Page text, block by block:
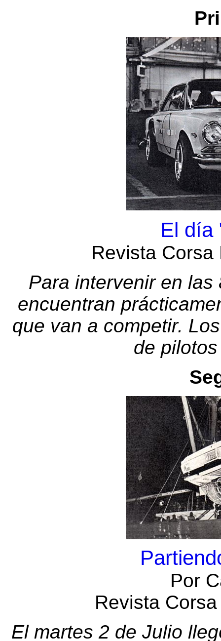
El día
Revista
Para intervenir en
encuentran
que van a competir.
de
Por
Revista
El martes 2 de Julio